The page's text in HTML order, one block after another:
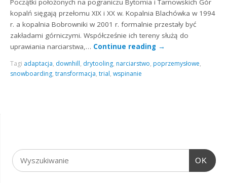
Początki położonych na pograniczu Bytomia i Tarnowskich Gór
kopalń sięgają przełomu XIX i XX w. Kopalnia Blachówka w 1994
r. a kopalnia Bobrowniki w 2001 r. formalnie przestały być
zakładami górniczymi. Współcześnie ich tereny służą do
uprawiania narciarstwa,… Continue reading →
Tagi adaptacja, downhill, drytooling, narciarstwo, poprzemysłowe,
snowboarding,transformacja,trial,wspinanie
OK